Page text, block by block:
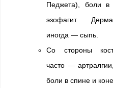
Педжета), боли в
эзофагит.
иногда — сыпь.
Со стороны
часто —
боли в спине и